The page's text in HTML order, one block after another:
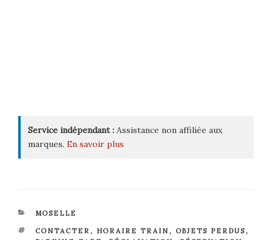
Service indépendant : Assistance non affiliée aux
marques. En savoir plus
CATÉGORIES
MOSELLE
ÉTIQUETTES
CONTACTER, HORAIRE TRAIN , OBJETS PERDUS,